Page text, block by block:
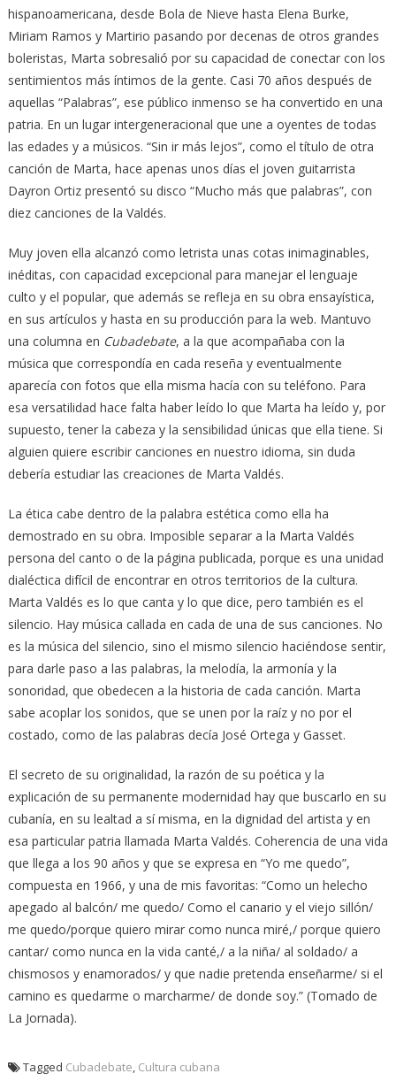
hispanoamericana, desde Bola de Nieve hasta Elena Burke,
Miriam Ramos y Martirio pasando por decenas de otros grandes
boleristas, Marta sobresalió por su capacidad de conectar con los
sentimientos más íntimos de la gente. Casi 70 años después de
aquellas “Palabras”, ese público inmenso se ha convertido en una
patria. En un lugar intergeneracional que une a oyentes de todas
las edades y a músicos. “Sin ir más lejos”, como el título de otra
canción de Marta, hace apenas unos días el joven guitarrista
Dayron Ortiz presentó su disco “Mucho más que palabras”, con
diez canciones de la Valdés.
Muy joven ella alcanzó como letrista unas cotas inimaginables,
inéditas, con capacidad excepcional para manejar el lenguaje
culto y el popular, que además se refleja en su obra ensayística,
en sus artículos y hasta en su producción para la web. Mantuvo
una columna en Cubadebate, a la que acompañaba con la
música que correspondía en cada reseña y eventualmente
aparecía con fotos que ella misma hacía con su teléfono. Para
esa versatilidad hace falta haber leído lo que Marta ha leído y, por
supuesto, tener la cabeza y la sensibilidad únicas que ella tiene. Si
alguien quiere escribir canciones en nuestro idioma, sin duda
debería estudiar las creaciones de Marta Valdés.
La ética cabe dentro de la palabra estética como ella ha
demostrado en su obra. Imposible separar a la Marta Valdés
persona del canto o de la página publicada, porque es una unidad
dialéctica difícil de encontrar en otros territorios de la cultura.
Marta Valdés es lo que canta y lo que dice, pero también es el
silencio. Hay música callada en cada de una de sus canciones. No
es la música del silencio, sino el mismo silencio haciéndose sentir,
para darle paso a las palabras, la melodía, la armonía y la
sonoridad, que obedecen a la historia de cada canción. Marta
sabe acoplar los sonidos, que se unen por la raíz y no por el
costado, como de las palabras decía José Ortega y Gasset.
El secreto de su originalidad, la razón de su poética y la
explicación de su permanente modernidad hay que buscarlo en su
cubanía, en su lealtad a sí misma, en la dignidad del artista y en
esa particular patria llamada Marta Valdés. Coherencia de una vida
que llega a los 90 años y que se expresa en “Yo me quedo”,
compuesta en 1966, y una de mis favoritas: “Como un helecho
apegado al balcón/ me quedo/ Como el canario y el viejo sillón/
me quedo/porque quiero mirar como nunca miré,/ porque quiero
cantar/ como nunca en la vida canté,/ a la niña/ al soldado/ a
chismosos y enamorados/ y que nadie pretenda enseñarme/ si el
camino es quedarme o marcharme/ de donde soy.” (Tomado de
La Jornada).
Tagged Cubadebate, Cultura cubana